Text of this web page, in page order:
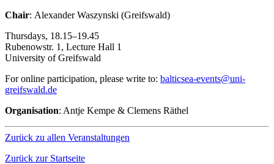
Chair: Alexander Waszynski (Greifswald)
Thursdays, 18.15–19.45
Rubenowstr. 1, Lecture Hall 1
University of Greifswald
For online participation, please write to: balticsea-events@uni-
greifswald.de
Organisation: Antje Kempe & Clemens Räthel
Zurück zu allen Veranstaltungen
Zurück zur Startseite